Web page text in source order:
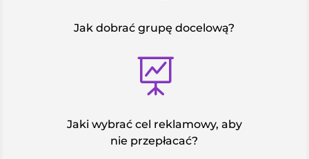
Jak dobrać grupę docelową?

Jaki wybrać cel reklamowy, aby
nie przepłacać?